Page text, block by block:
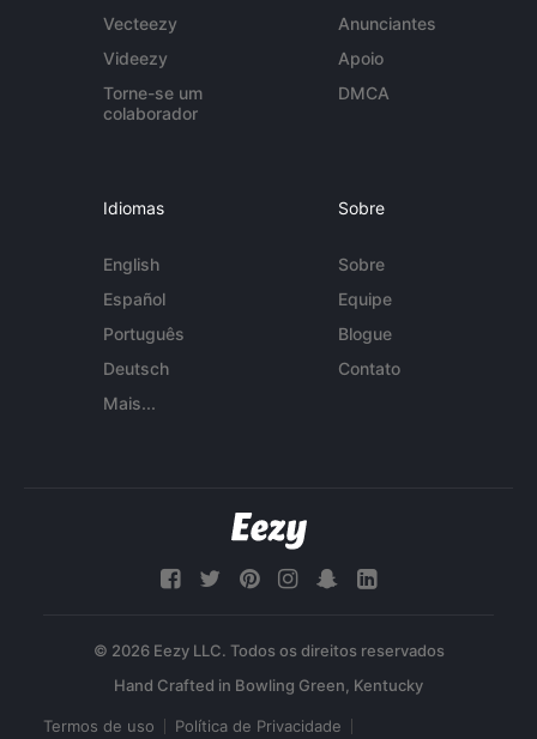
Vecteezy
Videezy
Torne-se um
colaborador
Anunciantes
Apoio
DMCA
Idiomas
English
Español
Português
Deutsch
Mais...
Sobre
Sobre
Equipe
Blogue
Contato
© 2026 Eezy LLC. Todos os direitos reservados
Termos de uso Política de Privacidade